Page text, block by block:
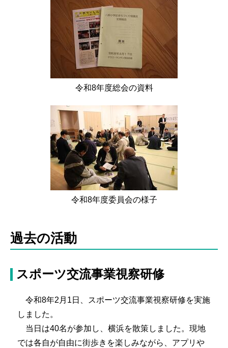
令和8年度総会の資料
令和8年度委員会の様子
過去の活動
スポーツ交流事業視察研修
令和8年2月1日、スポーツ交流事業視察研修を実施
しました。
当日は40名が参加し、横浜を散策しました。現地
では各自が自由に街歩きを楽しみながら、アプリや